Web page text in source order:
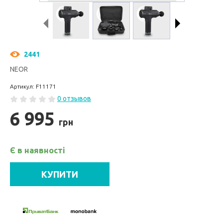
2441
NEOR
Артикул: F11171
0 отзывов
6 995 грн
Є в наявності
КУПИТИ